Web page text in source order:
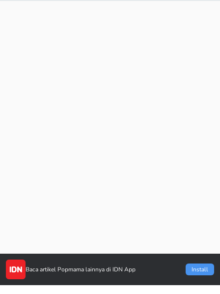
Baca artikel Popmama lainnya di IDN App Install